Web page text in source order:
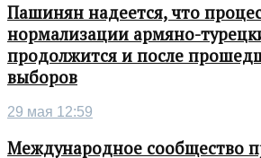
Пашинян надеется, что
нормализации армяно-
продолжится и после
выборов
29 мая 12:59
Международное сообщество